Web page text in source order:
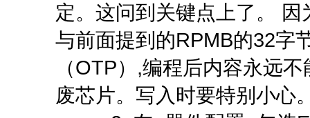
定。这问到关键点上了。
与前面提到的RPMB的32字
（OTP）,编程后内容永远
废芯片。写入时要特别小心